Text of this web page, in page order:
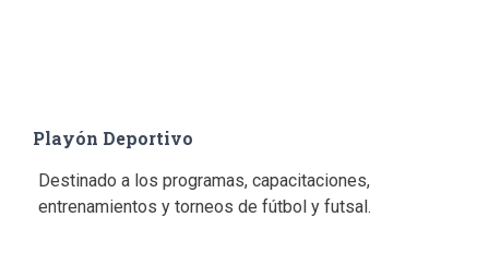
Playón Deportivo
Destinado a los programas, capacitaciones,
entrenamientos y torneos de fútbol y futsal.